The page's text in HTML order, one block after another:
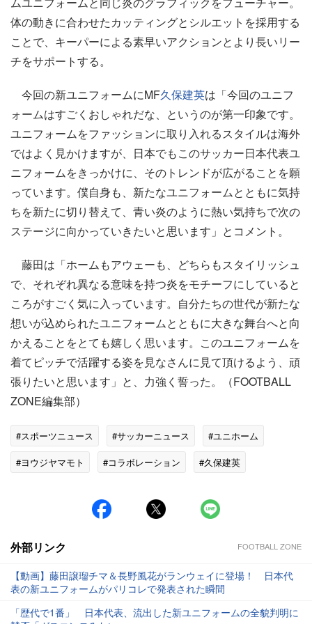
体の動きに合わせたカッティングとシルエットを採用する
ことで、キーパーによる素早いアクションとより長いリー
チをサポートする。
今回の新ユニフォームにMF久保建英は「今回のユニフ
ォームはすごくおしゃれだな、というのが第一印象です。
ユニフォームをファッションに取り入れるスタイルは海外
ではよく見かけますが、日本でもこのサッカー日本代表ユ
ニフォームをきっかけに、そのトレンドが広がることを願
っています。僕自身も、新たなユニフォームとともに気持
ちを新たに切り替えて、青い炎のように熱い気持ちで次の
ステージに向かっていきたいと思います」とコメント。
藤田は「ホームもアウェーも、どちらもスタイリッシュ
で、それぞれ異なる意味を持つ炎をモチーフにしていると
ころがすごく気に入っています。自分たちの世代が新たな
想いが込められたユニフォームとともに大きな舞台へと向
かえることをとても嬉しく思います。このユニフォームを
着てピッチで活躍する姿を見なさんに見て頂けるよう、頑
張りたいと思います」と、力強く誓った。（FOOTBALL
ZONE編集部）
#スポーツニュース #サッカーニュース
#ユニホーム
#ヨウジヤマモト
#コラボレーション
#久保建英
外部リンク FOOTBALL ZONE
【動画】藤田譲瑠チマ＆長野風花がランウェイに登場！ 日本代
表の新ユニフォームがパリコレで発表された瞬間
「歴代で1番」 日本代表、流出した新ユニフォームの全貌判明に